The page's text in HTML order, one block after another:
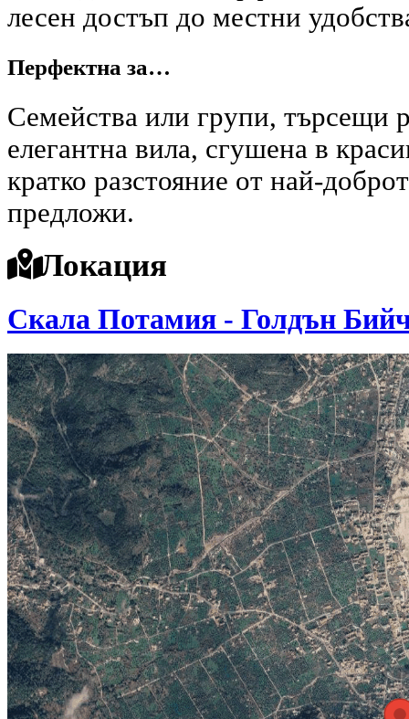
лесен достъп до местни
Перфектна за…
Семейства или групи, търсещи
елегантна вила, сгушена в
кратко разстояние от най-
предложи.
Локация
Скала Потамия - Голдън